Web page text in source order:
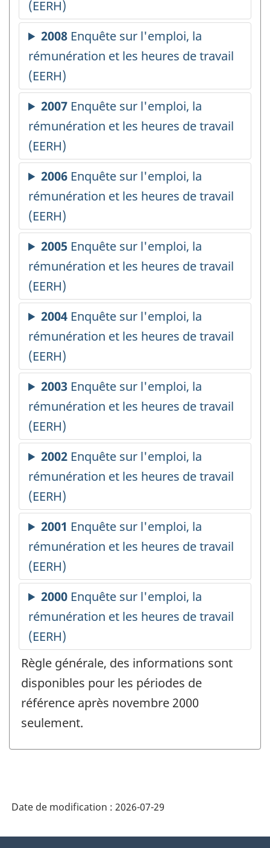
Règle générale, des informations sont
disponibles pour les périodes de
référence après novembre 2000
seulement.
Date de modification : 2026-07-29